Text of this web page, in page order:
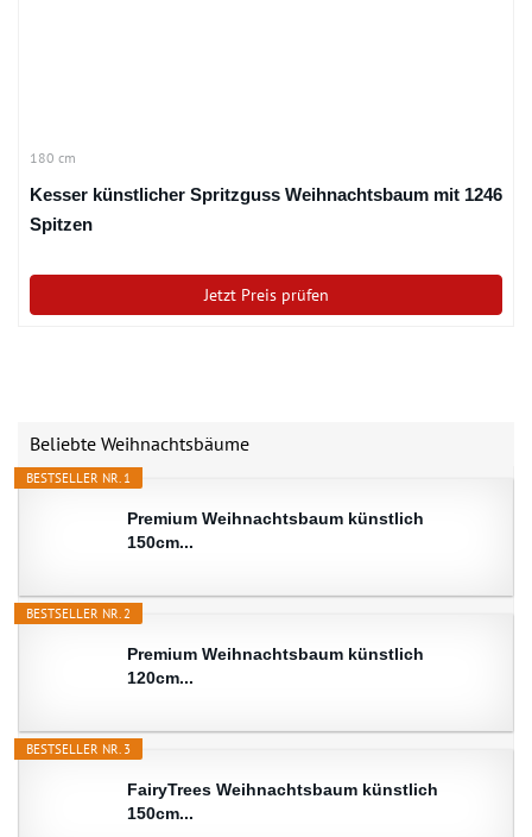
180 cm
Kesser künstlicher Spritzguss Weihnachtsbaum mit 1246
Spitzen
Jetzt Preis prüfen
Beliebte Weihnachtsbäume
BESTSELLER NR. 1
Premium Weihnachtsbaum künstlich
150cm...
BESTSELLER NR. 2
Premium Weihnachtsbaum künstlich
120cm...
BESTSELLER NR. 3
FairyTrees Weihnachtsbaum künstlich
150cm...